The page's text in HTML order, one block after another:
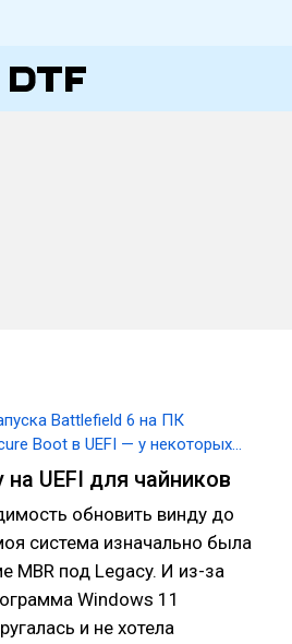
Battlefield 6 на ПК
Boot в UEFI — у некоторых
трудности
UEFI для чайников
обновить винду до
система изначально была
MBR под Legacy. И из-за
Windows 11
и не хотела